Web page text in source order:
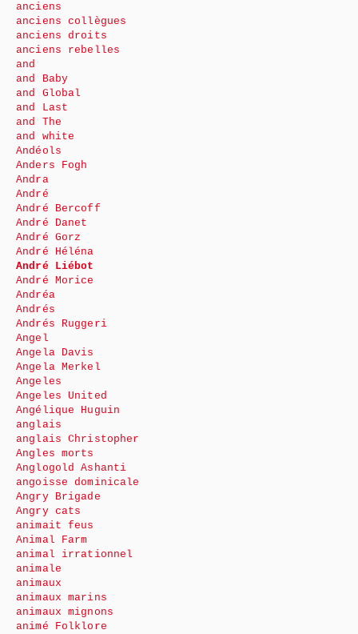
anciens
anciens collègues
anciens droits
anciens rebelles
and
and Baby
and Global
and Last
and The
and white
Andéols
Anders Fogh
Andra
André
André Bercoff
André Danet
André Gorz
André Héléna
André Liébot
André Morice
Andréa
Andrés
Andrés Ruggeri
Angel
Angela Davis
Angela Merkel
Angeles
Angeles United
Angélique Huguin
anglais
anglais Christopher
Angles morts
Anglogold Ashanti
angoisse dominicale
Angry Brigade
Angry cats
animait feus
Animal Farm
animal irrationnel
animale
animaux
animaux marins
animaux mignons
animé Folklore